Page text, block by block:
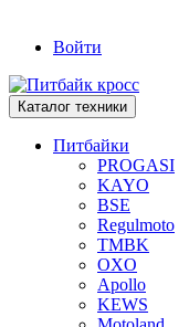
Войти
Каталог техники
Питбайки
PROGASI
KAYO
BSE
Regulmoto
TMBK
OXO
Apollo
KEWS